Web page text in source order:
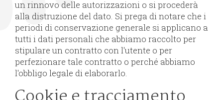
un rinnovo delle autorizzazioni o si procederà
alla distruzione del dato. Si prega di notare che i
periodi di conservazione generale si applicano a
tutti i dati personali che abbiamo raccolto per
stipulare un contratto con l'utente o per
perfezionare tale contratto o perché abbiamo
l'obbligo legale di elaborarlo.